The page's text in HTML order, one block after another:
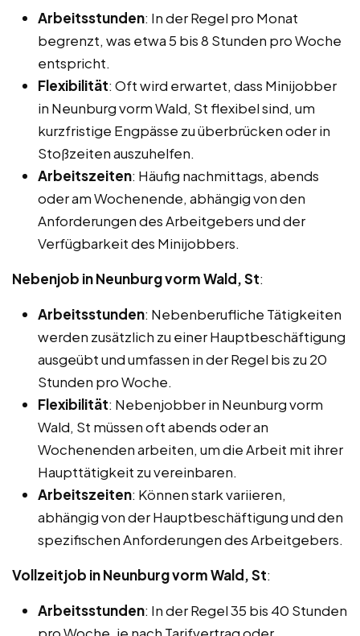
Arbeitsstunden: In der Regel pro Monat
begrenzt, was etwa 5 bis 8 Stunden pro Woche
entspricht.
Flexibilität: Oft wird erwartet, dass Minijobber
in Neunburg vorm Wald, St flexibel sind, um
kurzfristige Engpässe zu überbrücken oder in
Stoßzeiten auszuhelfen.
Arbeitszeiten: Häufig nachmittags, abends
oder am Wochenende, abhängig von den
Anforderungen des Arbeitgebers und der
Verfügbarkeit des Minijobbers.
Nebenjob in Neunburg vorm Wald, St:
Arbeitsstunden: Nebenberufliche Tätigkeiten
werden zusätzlich zu einer Hauptbeschäftigung
ausgeübt und umfassen in der Regel bis zu 20
Stunden pro Woche.
Flexibilität: Nebenjobber in Neunburg vorm
Wald, St müssen oft abends oder an
Wochenenden arbeiten, um die Arbeit mit ihrer
Haupttätigkeit zu vereinbaren.
Arbeitszeiten: Können stark variieren,
abhängig von der Hauptbeschäftigung und den
spezifischen Anforderungen des Arbeitgebers.
Vollzeitjob in Neunburg vorm Wald, St:
Arbeitsstunden: In der Regel 35 bis 40 Stunden
pro Woche, je nach Tarifvertrag oder